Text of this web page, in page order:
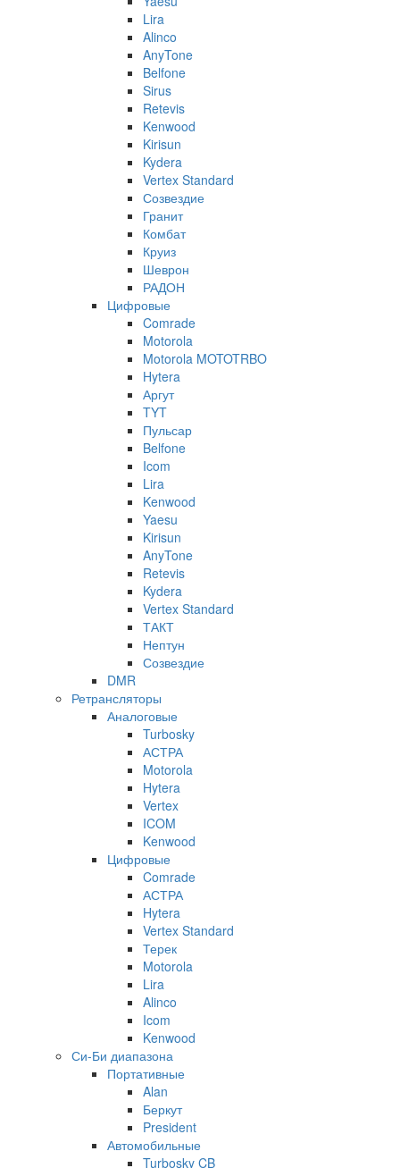
Lira
Alinco
AnyTone
Belfone
Sirus
Retevis
Kenwood
Kirisun
Kydera
Vertex Standard
Созвездие
Гранит
Комбат
Круиз
Шеврон
РАДОН
Цифровые
Comrade
Motorola
Motorola MOTOTRBO
Hytera
Аргут
TYT
Пульсар
Belfone
Icom
Lira
Kenwood
Yaesu
Kirisun
AnyTone
Retevis
Kydera
Vertex Standard
ТАКТ
Нептун
Созвездие
DMR
Ретрансляторы
Аналоговые
Turbosky
АСТРА
Motorola
Hytera
Vertex
ICOM
Kenwood
Цифровые
Comrade
АСТРА
Hytera
Vertex Standard
Терек
Motorola
Lira
Alinco
Icom
Kenwood
Си-Би диапазона
Портативные
Alan
Беркут
President
Автомобильные
Turbosky CB